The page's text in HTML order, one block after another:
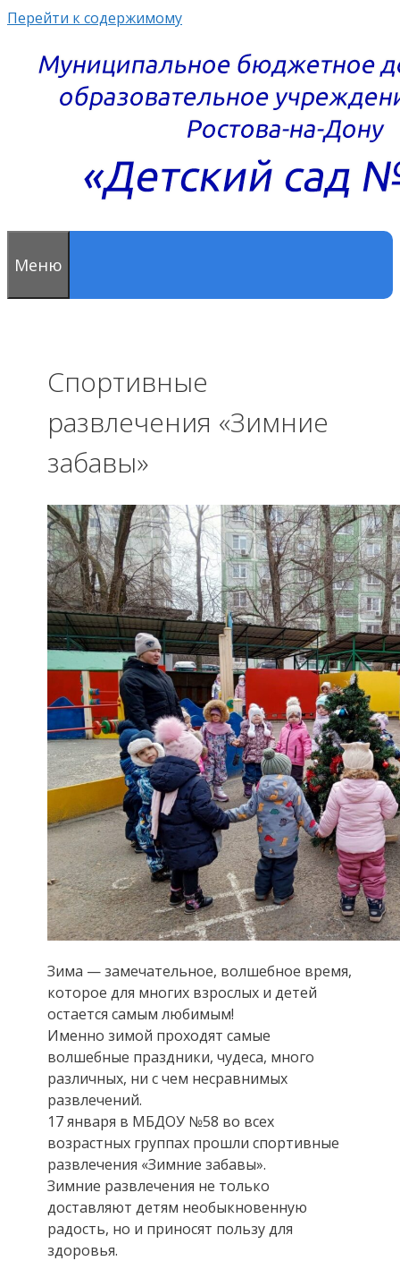
Перейти к содержимому
Меню
Спортивные
развлечения «Зимние
забавы»
Зима — замечательное, волшебное время,
которое для многих взрослых и детей
остается самым любимым!
Именно зимой проходят самые
волшебные праздники, чудеса, много
различных, ни с чем несравнимых
развлечений.
17 января в МБДОУ №58 во всех
возрастных группах прошли спортивные
развлечения «Зимние забавы».
Зимние развлечения не только
доставляют детям необыкновенную
радость, но и приносят пользу для
здоровья.